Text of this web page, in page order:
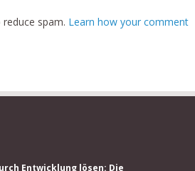
spam. Learn how your comment
Entwicklung lösen: Die